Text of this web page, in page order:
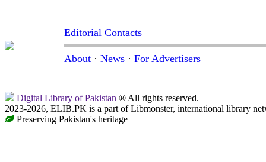
Editorial Contacts
About · News · For Advertisers
Digital Library of Pakistan ® All rights reserved.
2023-2026, ELIB.PK is a part of Libmonster, international library
Preserving Pakistan's heritage